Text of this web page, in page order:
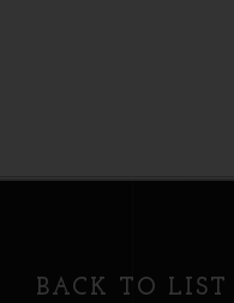
BACK TO LIST